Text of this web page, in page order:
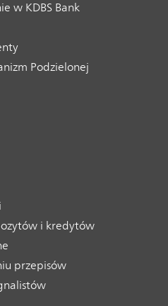
w KDBS Bank
Podzielonej
i kredytów
przepisów